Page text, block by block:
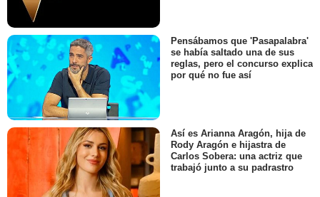
Pensábamos que 'Pasapalabra'
se había saltado una de sus
reglas, pero el concurso explica
por qué no fue así
Así es Arianna Aragón, hija de
Rody Aragón e hijastra de
Carlos Sobera: una actriz que
trabajó junto a su padrastro